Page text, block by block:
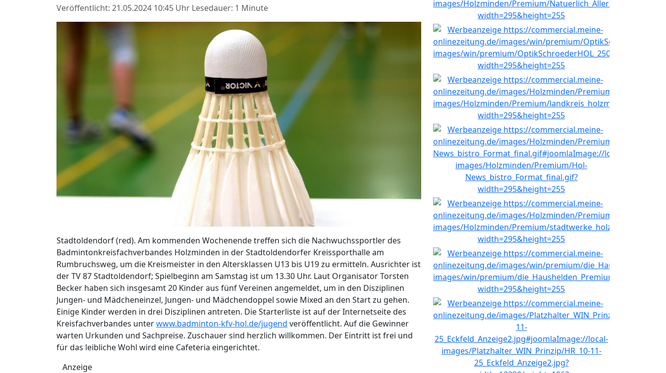
Veröffentlicht: 21.05.2024 10:45 Uhr Lesedauer: 1 Minute
Stadtoldendorf (red). Am kommenden Wochenende treffen sich die Nachwuchssportler des
Badmintonkreisfachverbandes Holzminden in der Stadtoldendorfer Kreissporthalle am
Rumbruchsweg, um die Kreismeister in den Altersklassen U13 bis U19 zu ermitteln. Ausrichter ist
der TV 87 Stadtoldendorf; Spielbeginn am Samstag ist um 13.30 Uhr. Laut Organisator Torsten
Becker haben sich insgesamt 20 Kinder aus fünf Vereinen angemeldet, um in den Disziplinen
Jungen- und Mädcheneinzel, Jungen- und Mädchendoppel sowie Mixed an den Start zu gehen.
Einige Kinder werden in drei Disziplinen antreten. Die Starterliste ist auf der Internetseite des
Kreisfachverbandes unterwww.badminton-kfv-hol.de/jugend veröffentlicht. Auf die Gewinner
warten Urkunden und Sachpreise. Zuschauer sind herzlich willkommen. Der Eintritt ist frei und
für das leibliche Wohl wird eine Cafeteria eingerichtet.
Anzeige